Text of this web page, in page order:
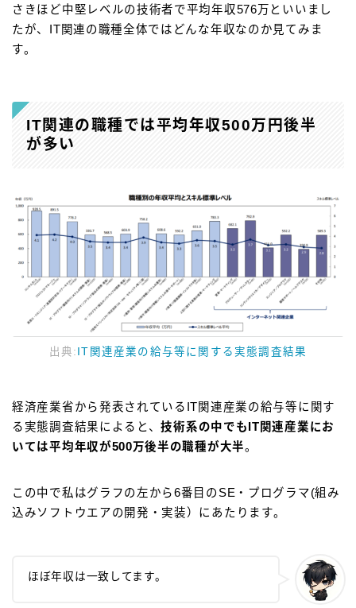
さきほど中堅レベルの技術者で平均年収576万といいまし
たが、IT関連の職種全体ではどんな年収なのか見てみま
す。
IT関連の職種では平均年収500万円後半
が多い
出典: IT関連産業の給与等に関する実態調査結果
経済産業省から発表されているIT関連産業の給与等に関す
る実態調査結果によると、技術系の中でもIT関連産業にお
いては平均年収が500万後半の職種が大半。
この中で私はグラフの左から6番目のSE・プログラマ(組み
込みソフトウエアの開発・実装）にあたります。
ほぼ年収は一致してます。